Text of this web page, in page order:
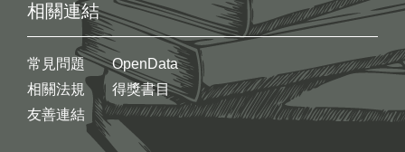
相關連結
常見問題
相關法規
友善連結
OpenData
得獎書目